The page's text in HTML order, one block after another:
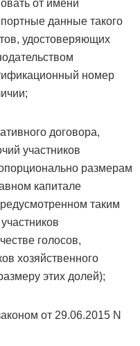
от имени
данные такого
удостоверяющих
номер
договора,
участников
размерам
капитале
таким
голосов,
хозяйственного
этих долей);
от 29.06.2015 N